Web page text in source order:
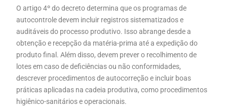
O artigo 4º do decreto determina que os programas de
autocontrole devem incluir registros sistematizados e
auditáveis do processo produtivo. Isso abrange desde a
obtenção e recepção da matéria-prima até a expedição do
produto final. Além disso, devem prever o recolhimento de
lotes em caso de deficiências ou não conformidades,
descrever procedimentos de autocorreção e incluir boas
práticas aplicadas na cadeia produtiva, como procedimentos
higiênico-sanitários e operacionais.